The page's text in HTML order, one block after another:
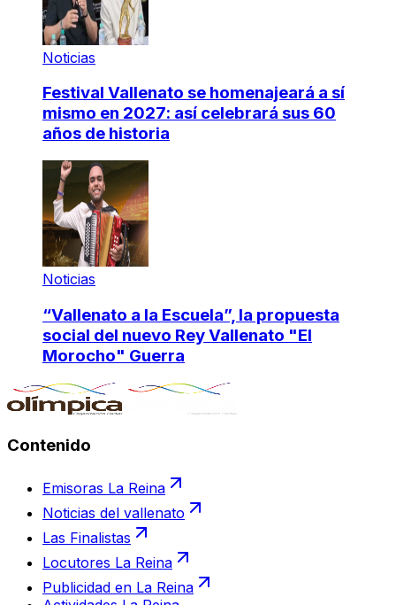
Noticias
Festival Vallenato se homenajeará a sí
mismo en 2027: así celebrará sus 60
años de historia
Noticias
“Vallenato a la Escuela”, la propuesta
social del nuevo Rey Vallenato "El
Morocho" Guerra
Contenido
Emisoras La Reina
Noticias del vallenato
Las Finalistas
Locutores La Reina
Publicidad en La Reina